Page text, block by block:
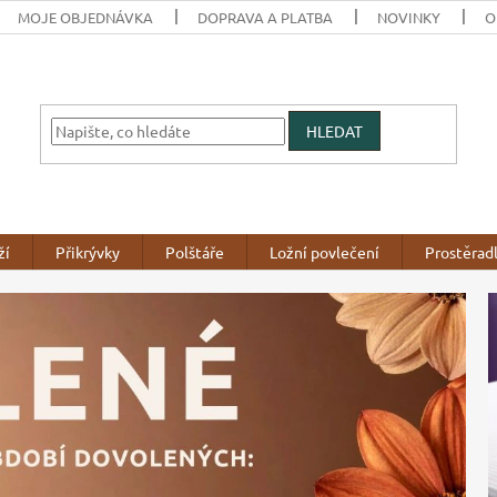
MOJE OBJEDNÁVKA DOPRAVA A PLATBA NOVINKY O
HLEDAT
Přikrývky Polštáře Ložní povlečení